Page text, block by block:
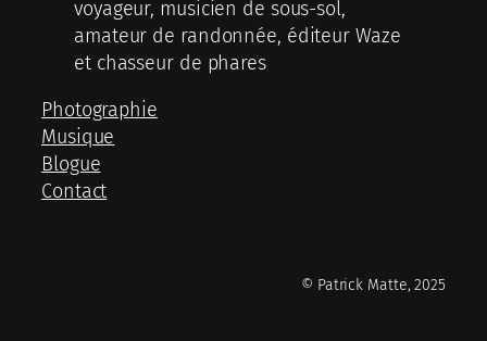
voyageur, musicien de sous-sol,
amateur de randonnée, éditeur Waze
et chasseur de phares
Photographie
Musique
Blogue
Contact
© Patrick Matte, 2025